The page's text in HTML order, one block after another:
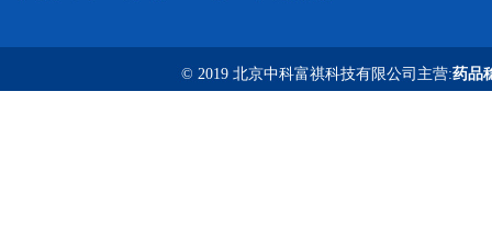
© 2019 北京中科富祺科技有限公司主营:药品